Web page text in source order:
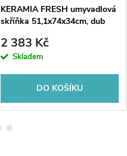
KERAMIA FRESH umyvadlová
skříňka 51,1x74x34cm, dub
2 383 Kč
Skladem
DO KOŠÍKU